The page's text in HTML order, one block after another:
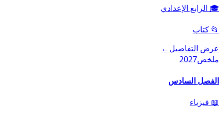
🎓 الرابع الإعدادي
📂 كتاب
عرض التفاصيل←
ملخص2027
الفصل السادس
📖 فيزياء